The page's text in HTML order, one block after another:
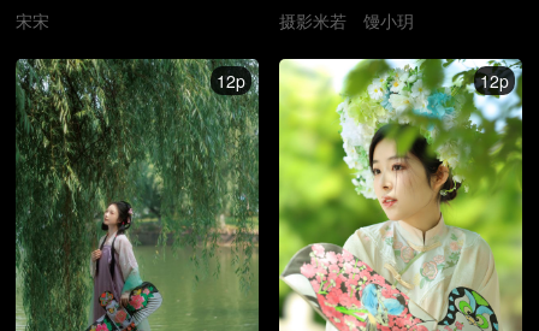
宋宋 摄影米若 馒小玥
12p
12p